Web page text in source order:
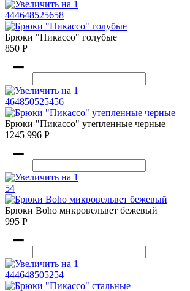
444648525658
Брюки "Пикассо" голубые
850 Р
464850525456
Брюки "Пикассо" утепленные черные
1245 996 Р
54
Брюки Boho микровельвет бежевый
995 Р
444648505254